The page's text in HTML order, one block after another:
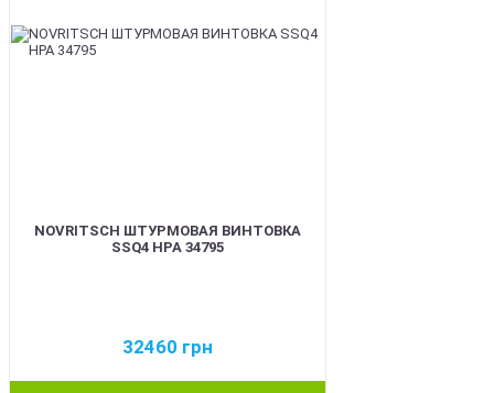
NOVRITSCH ШТУРМОВАЯ ВИНТОВКА
SSQ4 HPA 34795
32460 грн